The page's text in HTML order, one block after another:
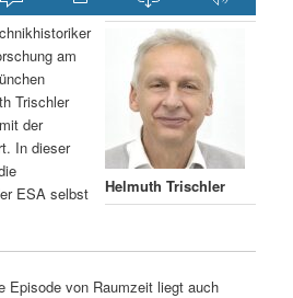
Helmuth Trischler
am
Trischler
der
In dieser
ESA selbst
Episode von Raumzeit liegt auch